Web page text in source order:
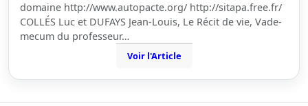
domaine http://www.autopacte.org/ http://sitapa.free.fr/
COLLÉS Luc et DUFAYS Jean-Louis, Le Récit de vie, Vade-
mecum du professeur…
Voir l'Article